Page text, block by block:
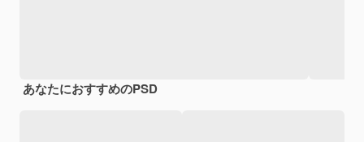
あなたにおすすめのPSD